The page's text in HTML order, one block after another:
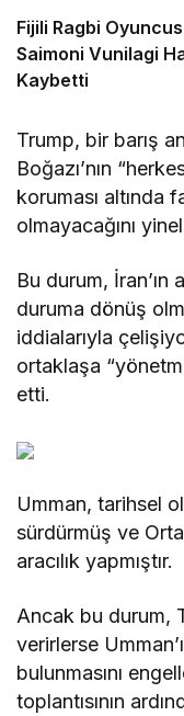
Fijili Ragbi
Saimoni Vunilagi
Kaybetti
Trump, bir barış
Boğazı’nın
koruması altında
olmayacağını
Bu durum,
duruma dönüş
iddialarıyla
ortaklaşa
etti.
Umman, tarihsel
sürdürmüş ve Orta
aracılık yapmıştır.
Ancak bu durum,
verirlerse
bulunmasını
toplantısının